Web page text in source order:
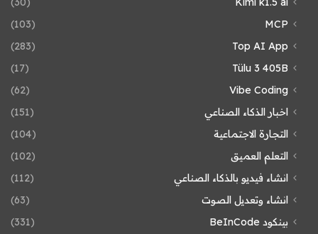
MCP
(103)
Top AI App
(283)
Tülu 3 405B
(17)
Vibe Coding
(62)
اخبار الذكاء الصناعي
(151)
التجارة الاجتماعية
(104)
التعلم العميق
(102)
انشاء فيديو بالذكاء الصناعي
(112)
انشاء وتعديل الصوت
(63)
بينكود BeInCode
(331)